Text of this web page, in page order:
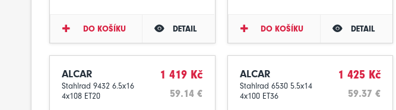
DO KOŠÍKU DETAIL DO KOŠÍKU DETAIL
ALCAR
Stahlrad 9432 6.5x16
4x108 ET20
1 419 Kč
59.14 €
ALCAR
Stahlrad 6530 5.5x14
4x100 ET36
1 425 Kč
59.37 €